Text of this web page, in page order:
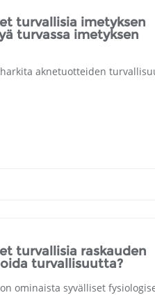
turvallisia imetyksen
turvassa imetyksen
aknetuotteiden
turvallisia raskauden
turvallisuutta?
ominaista syvälliset